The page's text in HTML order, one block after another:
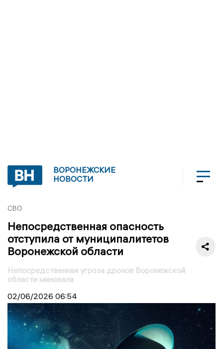
ВОРОНЕЖСКИЕ
НОВОСТИ
СВО
Непосредственная опасность
отступила от муниципалитетов
Воронежской области
Непосредственная угроза дронов Воронежской
области миновала
02/06/2026 06:54